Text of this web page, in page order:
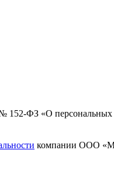
152-ФЗ «О
компании ООО